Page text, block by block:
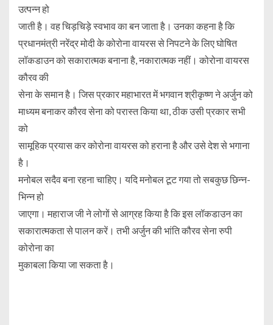
उत्पन्न हो
जाती है। वह चिड़चिड़े स्वभाव का बन जाता है। उनका कहना है कि
प्रधानमंत्री नरेंद्र मोदी के कोरोना वायरस से निपटने के लिए घोषित
लॉकडाउन को सकारात्मक बनाना है, नकारात्मक नहीं। कोरोना वायरस
कौरव की
सेना के समान है। जिस प्रकार महाभारत में भगवान श्रीकृष्ण ने अर्जुन को
माध्यम बनाकर कौरव सेना को परास्त किया था, ठीक उसी प्रकार सभी
को
सामूहिक प्रयास कर कोरोना वायरस को हराना है और उसे देश से भगाना
है।
मनोबल सदैव बना रहना चाहिए। यदि मनोबल टूट गया तो सबकुछ छिन्न-
भिन्न हो
जाएगा। महाराज जी ने लोगों से आग्रह किया है कि इस लॉकडाउन का
सकारात्मकता से पालन करें। तभी अर्जुन की भांति कौरव सेना रुपी
कोरोना का
मुकाबला किया जा सकता है।